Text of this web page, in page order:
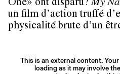
One» ont disparu?My
un film d’action truffé
physicalité brute d’un
This is an external content.
loading as it may involve